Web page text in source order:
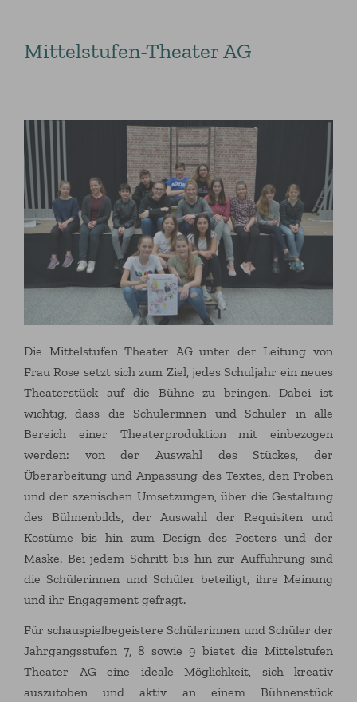
Mittelstufen-Theater AG
Die Mittelstufen Theater AG unter der Leitung von
Frau Rose setzt sich zum Ziel, jedes Schuljahr ein neues
Theaterstück auf die Bühne zu bringen. Dabei ist
wichtig, dass die Schülerinnen und Schüler in alle
Bereich einer Theaterproduktion mit einbezogen
werden: von der Auswahl des Stückes, der
Überarbeitung und Anpassung des Textes, den Proben
und der szenischen Umsetzungen, über die Gestaltung
des Bühnenbilds, der Auswahl der Requisiten und
Kostüme bis hin zum Design des Posters und der
Maske. Bei jedem Schritt bis hin zur Aufführung sind
die Schülerinnen und Schüler beteiligt, ihre Meinung
und ihr Engagement gefragt.
Für schauspielbegeistere Schülerinnen und Schüler der
Jahrgangsstufen 7, 8 sowie 9 bietet die Mittelstufen
Theater AG eine ideale Möglichkeit, sich kreativ
auszutoben und aktiv an einem Bühnenstück